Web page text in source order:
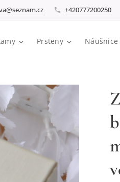
+420777200250
Prsteny Náušnice